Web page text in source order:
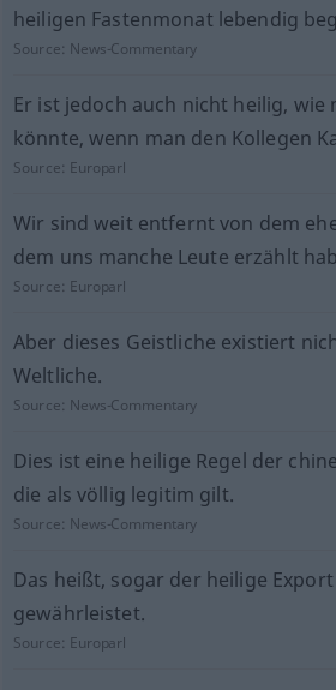
heiligen Fastenmonat lebendig
Source: News-Commentary
Er ist jedoch auch nicht heilig, wie
könnte, wenn man den Kollegen
Source: Europarl
Wir sind weit entfernt von dem
dem uns manche Leute erzählt
Source: Europarl
Aber dieses Geistliche existiert
Weltliche.
Source: News-Commentary
Dies ist eine heilige Regel der
die als völlig legitim gilt.
Source: News-Commentary
Das heißt, sogar der heilige
gewährleistet.
Source: Europarl